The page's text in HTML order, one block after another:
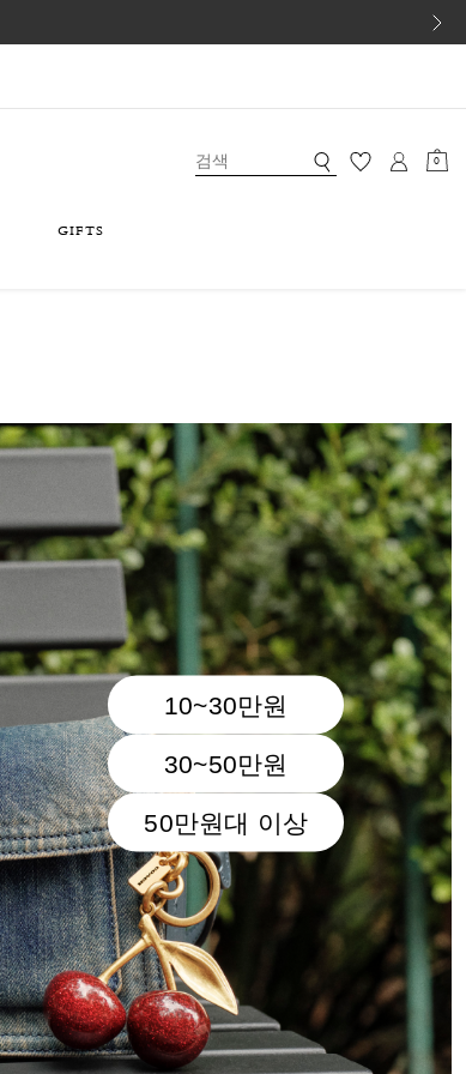
0
GIFTS
10~30만원
30~50만원
50만원대 이상